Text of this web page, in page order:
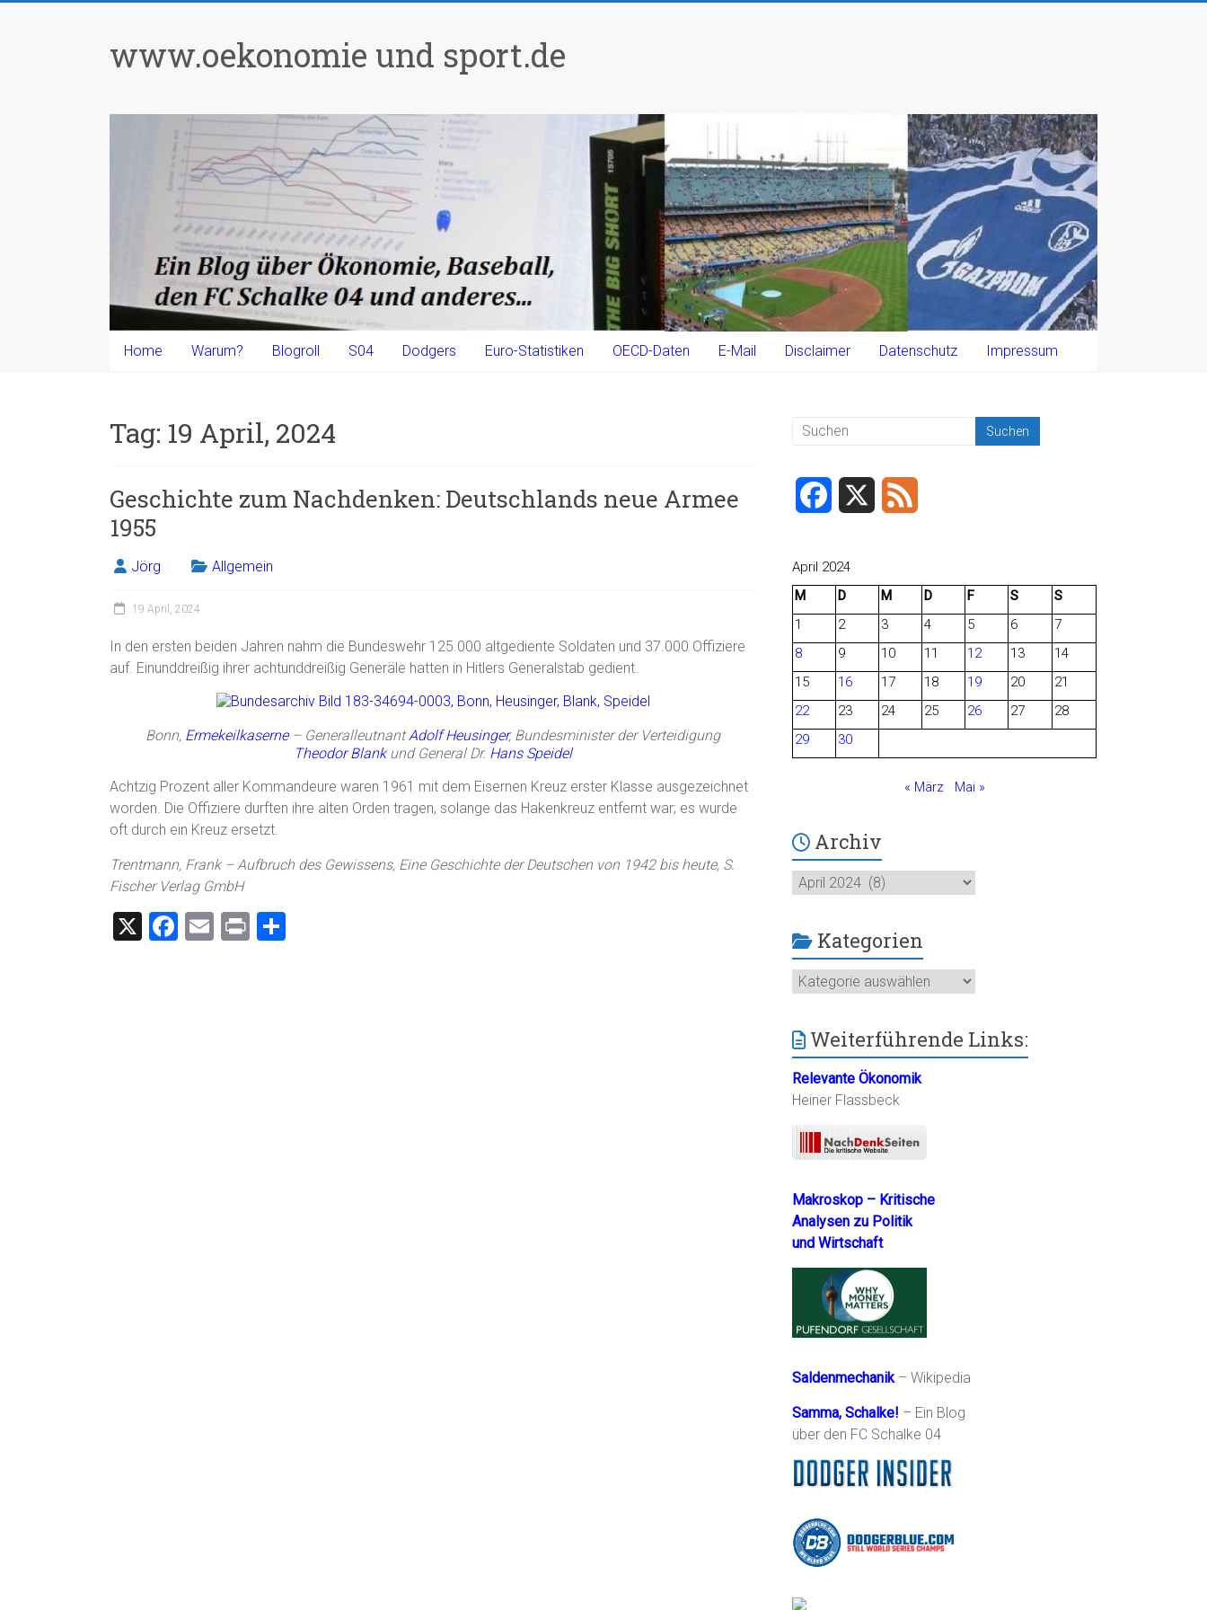
www.oekonomie und sport.de
Home Warum? Blogroll S04 Dodgers Euro-Statistiken OECD-Daten E-Mail Disclaimer Datenschutz Impressum
Tag: 19 April, 2024
Geschichte zum Nachdenken: Deutschlands neue Armee
1955
Jörg Allgemein
19 April, 2024
In den ersten beiden Jahren nahm die Bundeswehr 125.000 altgediente Soldaten und 37.000 Offiziere
auf. Einunddreißig ihrer achtunddreißig Generäle hatten in Hitlers Generalstab gedient.
Bonn, Ermekeilkaserne– GeneralleutnantAdolf Heusinger, Bundesminister der Verteidigung
Theodor Blankund General Dr. Hans Speidel
Achtzig Prozent aller Kommandeure waren 1961 mit dem Eisernen Kreuz erster Klasse ausgezeichnet
worden. Die Offiziere durften ihre alten Orden tragen, solange das Hakenkreuz entfernt war; es wurde
oft durch ein Kreuz ersetzt.
Trentmann, Frank – Aufbruch des Gewissens, Eine Geschichte der Deutschen von 1942 bis heute, S.
Fischer Verlag GmbH
X
F
E
Pr
c
e
o
o
k
d
April 2024
M
D M D F S
S
1
2 3 4 5 6
7
8
9 10 11 12 13
14
15
16 17 18 19 20
21
22
23 24 25 26 27
28
29
30
« März Mai »
Archiv
Archiv
Kategorien
Kategorien
Weiterführende Links:
Relevante Ökonomik
Heiner Flassbeck
Makroskop – Kritische
Analysen zu Politik
und Wirtschaft
Saldenmechanik– Wikipedia
Samma, Schalke! – Ein Blog
über den FC Schalke 04